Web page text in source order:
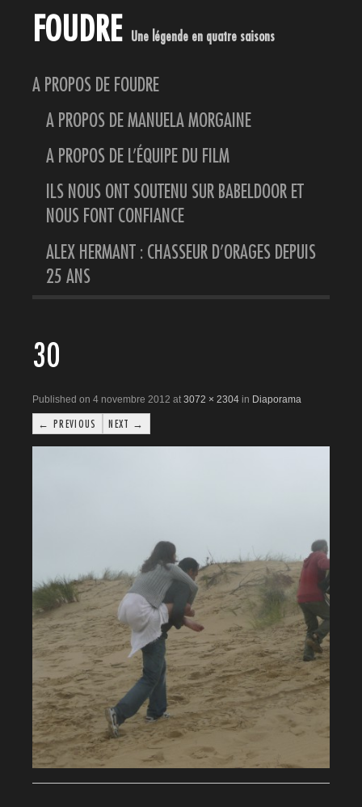
FOUDRE Une légende en quatre saisons
A PROPOS DE FOUDRE
A PROPOS DE MANUELA MORGAINE
A PROPOS DE L’ÉQUIPE DU FILM
ILS NOUS ONT SOUTENU SUR BABELDOOR ET
NOUS FONT CONFIANCE
ALEX HERMANT : CHASSEUR D’ORAGES DEPUIS
25 ANS
30
Published on 4 novembre 2012 at3072 × 2304 in Diaporama
← PREVIOUS NEXT →